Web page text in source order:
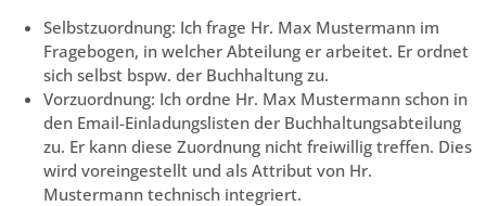
Selbstzuordnung: Ich frage Hr. Max Mustermann im
Fragebogen, in welcher Abteilung er arbeitet. Er ordnet
sich selbst bspw. der Buchhaltung zu.
Vorzuordnung: Ich ordne Hr. Max Mustermann schon in
den Email-Einladungslisten der Buchhaltungsabteilung
zu. Er kann diese Zuordnung nicht freiwillig treffen. Dies
wird voreingestellt und als Attribut von Hr.
Mustermann technisch integriert.